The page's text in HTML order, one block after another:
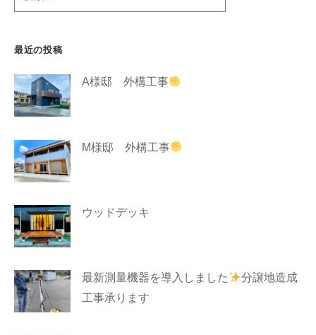
索:
最近の投稿
A様邸 外構工事
M様邸 外構工事
ウッドデッキ
最新測量機器を導入しました
分譲地造成
工事承ります